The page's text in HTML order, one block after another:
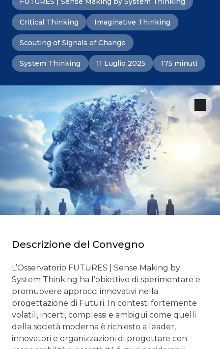
Critical Thinking Imaginative Thinking
Scouting of Signals of Change
System Thinking 11 Luglio 2025 175 minuti
Descrizione del Convegno
L’Osservatorio FUTURES | Sense Making by
System Thinking ha l’obiettivo di sperimentare e
promuovere approcci innovativi nella
progettazione di Futuri. In contesti fortemente
volatili, incerti, complessi e ambigui come quelli
della società moderna è richiesto a leader,
innovatori e organizzazioni di progettare con